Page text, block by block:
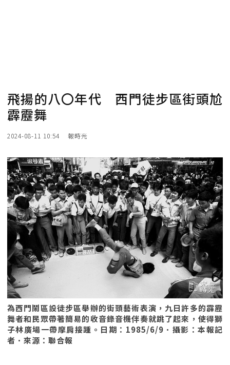
飛揚的八〇年代 西門徒步區街頭尬
霹靂舞
2024-08-11 10:54 報時光
為西門鬧區設徒步區舉辦的街頭藝術表演，九日許多的霹靂
舞者和民眾帶著簡易的收音錄音機伴奏就跳了起來，使得獅
子林廣場一帶摩肩接踵。日期：1985/6/9．攝影：本報記
者．來源：聯合報